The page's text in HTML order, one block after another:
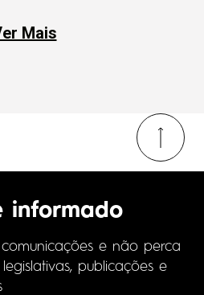
Mais
informado
comunicações e não perca
publicações e